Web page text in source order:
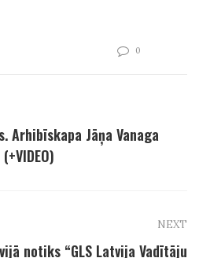
0
Arhibīskapa Jāņa Vanaga
NEXT
notiks “GLS Latvija Vadītāju